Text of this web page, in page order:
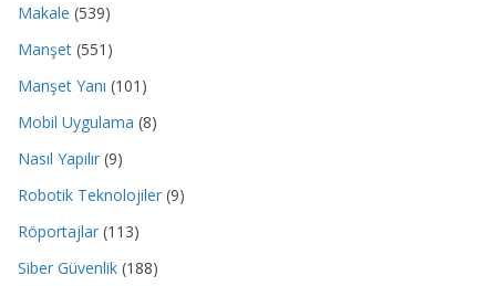
Makale (539)
Manşet (551)
Manşet Yanı (101)
Mobil Uygulama (8)
Nasıl Yapılır (9)
Robotik Teknolojiler (9)
Röportajlar (113)
Siber Güvenlik (188)